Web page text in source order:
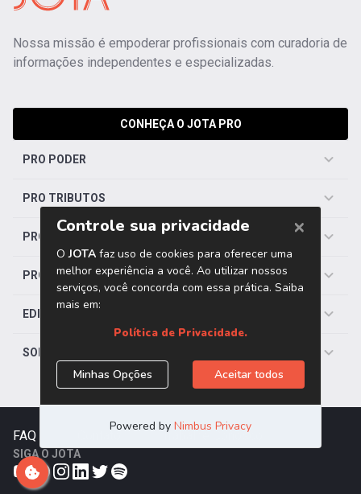
Nossa missão é empoderar profissionais com curadoria de
informações independentes e especializadas.
CONHEÇA O JOTA PRO
PRO PODER
PRO TRIBUTOS
PRO TRABALHISTA
PRO SAÚDE
EDITORIAS
SOBRE O JOTA
FAQ Trabalhe Conosco
SIGA O JOTA